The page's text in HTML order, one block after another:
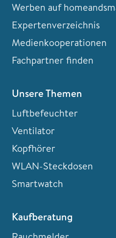
Werben auf
Expertenverzeichnis
Medienkooperationen
Fachpartner finden
Unsere Themen
Luftbefeuchter
Ventilator
Kopfhörer
WLAN-Steckdosen
Smartwatch
Kaufberatung